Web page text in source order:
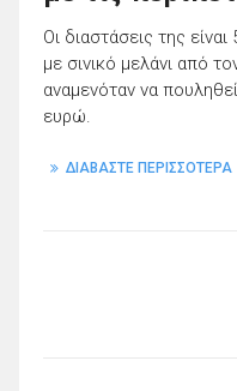
Οι διαστάσεις της
με σινικό μελάνι από
αναμενόταν να
ευρώ.
ΔΙΑΒΑΣΤΕ ΠΕΡΙΣΣΟΤΕΡΑ